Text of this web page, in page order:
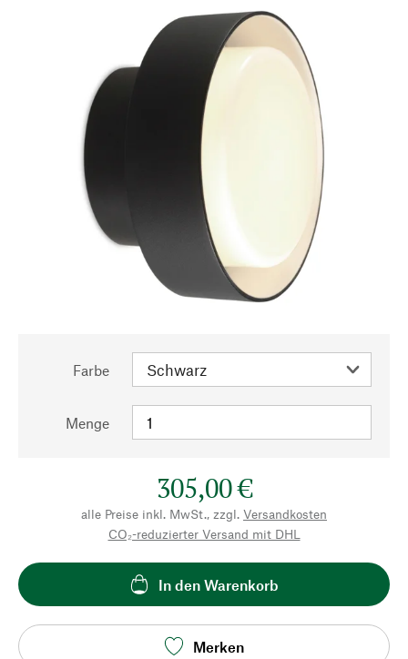
Farbe
Menge
305,00 €
alle Preise inkl. MwSt., zzgl. Versandkosten
CO₂-reduzierter Versand mit DHL
In den Warenkorb
Merken